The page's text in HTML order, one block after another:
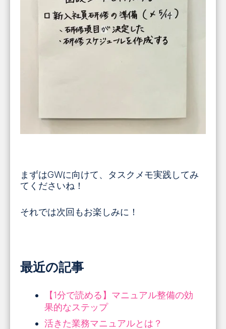
まずはGWに向けて、タスクメモ実践してみ
てくださいね！
それでは次回もお楽しみに！
最近の記事
【1分で読める】マニュアル整備の効
果的なステップ
活きた業務マニュアルとは？